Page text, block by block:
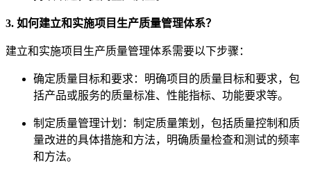
3. 如何建立和实施项目生产质量管理体系？
建立和实施项目生产质量管理体系需要以下步骤：
确定质量目标和要求：明确项目的质量目标和要求，包
括产品或服务的质量标准、性能指标、功能要求等。
制定质量管理计划：制定质量策划，包括质量控制和质
量改进的具体措施和方法，明确质量检查和测试的频率
和方法。